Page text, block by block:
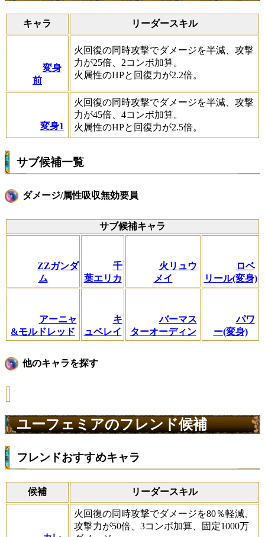
キャラ リーダースキル
変身
前
火回復の同時攻撃でダメージを半減、攻撃
力が25倍、2コンボ加算。
火属性のHPと回復力が2.2倍。
変身1
火回復の同時攻撃でダメージを半減、攻撃
力が45倍、4コンボ加算。
火属性のHPと回復力が2.5倍。
サブ候補一覧
ダメージ/属性吸収無効要員
サブ候補キャラ
ZZガンダ
ム
千
葉エリカ
火リュウ
メイ
ロベ
リール(変身)
アーニャ
&モルドレッド
キ
ュベレイ
バーマス
ターオーディン
パワ
ー(変身)
他のキャラを探す
ユーフェミアのフレンド候補
フレンドおすすめキャラ
候補 リーダースキル
火回復の同時攻撃でダメージを80％軽減、
攻撃力が50倍、3コンボ加算、固定1000万